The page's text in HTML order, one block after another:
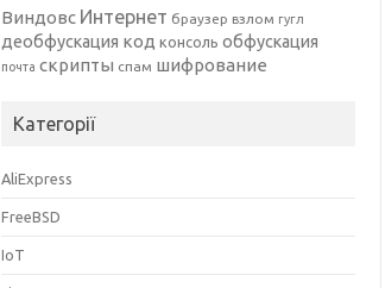
Виндовс Интернет браузер взлом гугл
деобфускация код консоль обфускация
почта скрипты спам шифрование
Категорії
AliExpress
FreeBSD
IoT